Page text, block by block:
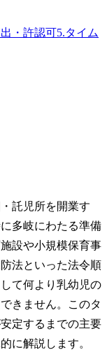
・許認可5.タイム
託児所を開業す
多岐にわたる準備
設や小規模保育事
法といった法令順
て何より乳幼児の
きません。このタ
定するまでの主要
に解説します。